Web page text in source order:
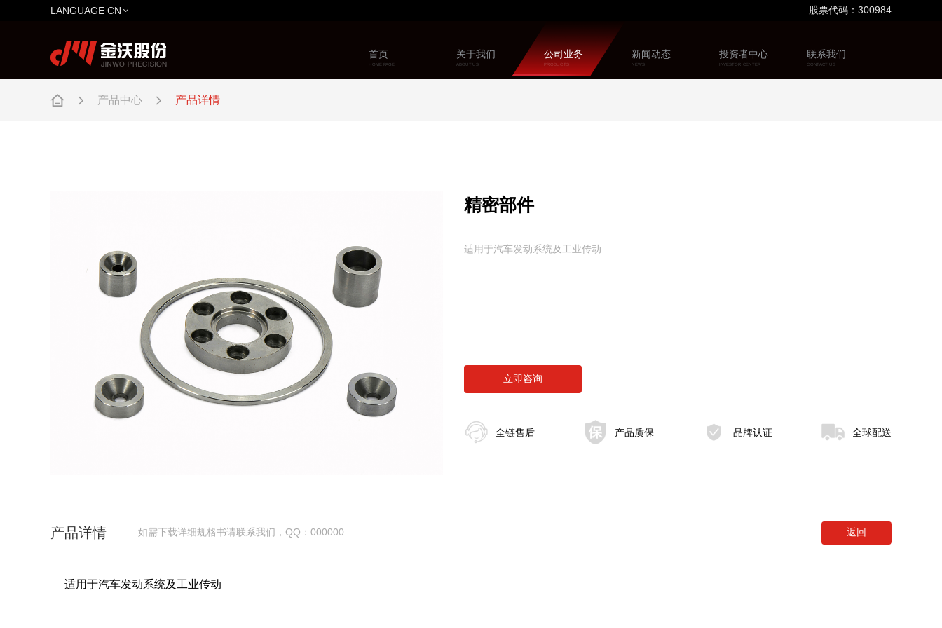
LANGUAGE CN 股票代码：300984
首页
HOME PAGE
关于我们
ABOUT US
公司业务
PRODUCTS
新闻动态
NEWS
投资者中心
INVESTOR CENTER
联系我们
CONTACT US
产品中心 产品详情
精密部件
适用于汽车发动系统及工业传动
立即咨询
全链售后 产品质保 品牌认证 全球配送
产品详情 如需下载详细规格书请联系我们，QQ：000000 返回
适用于汽车发动系统及工业传动